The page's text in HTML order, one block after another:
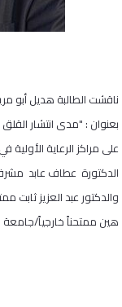
ناقشت الطالبة هديل أبو
بعنوان : "مدى انتشار
على مراكز الرعاية
الدكتورة عطاف عابد
والدكتور عبد العزيز ثابت
هين ممتحناً خارجياً/